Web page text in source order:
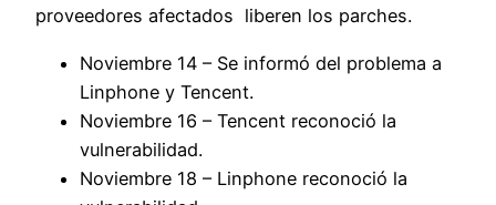
proveedores afectados liberen los parches.
Noviembre 14 – Se informó del problema a
Linphone y Tencent.
Noviembre 16 – Tencent reconoció la
vulnerabilidad.
Noviembre 18 – Linphone reconoció la